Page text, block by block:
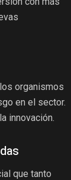
organismos
en el sector.
innovación.
que tanto